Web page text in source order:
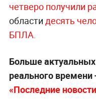
четверо получили
области десять
БПЛА.
Больше
реального времени
«Последние